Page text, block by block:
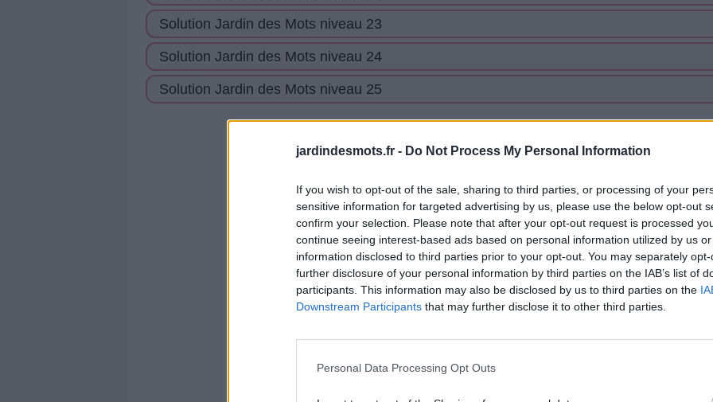
jardindesmots.fr - Do Not Process My Personal Information
If you wish to opt-out of the sale, sharing to third parties, or processing of your
sensitive information for targeted advertising by us, please use the below opt-out
confirm your selection. Please note that after your opt-out request is processed
continue seeing interest-based ads based on personal information utilized by us
information disclosed to third parties prior to your opt-out. You may separately
further disclosure of your personal information by third parties on the IAB’s list of
participants. This information may also be disclosed by us to third parties on the
Downstream Participants that may further disclose it to other third parties.
Personal Data Processing Opt Outs
Solution Jardin des Mots niveau 23
Solution Jardin des Mots niveau 24
Solution Jardin des Mots niveau 25
×
Fullscreen
Now Playing
⭐️ MEILLEUR CASSE-TÊTE EN BOIS 3D - Comparatif 2024